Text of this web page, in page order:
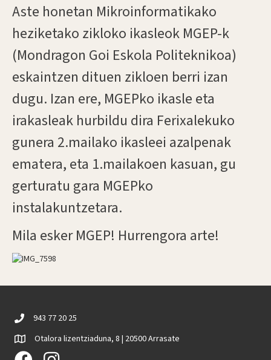
Aste honetan Mikroinformatikako
heziketako zikloko ikasleok MGEP-k
(Mondragon Goi Eskola Politeknikoa)
eskaintzen dituen zikloen berri izan
dugu. Izan ere, MGEPko ikasle eta
irakasleak hurbildu dira Ferixalekuko
gunera 2.mailako ikasleei azalpenak
ematera, eta 1.mailakoen kasuan, gu
gerturatu gara MGEPko
instalakuntzetara.
Mila esker MGEP! Hurrengora arte!
943 77 20 25
Otalora lizentziaduna, 8 | 20500 Arrasate